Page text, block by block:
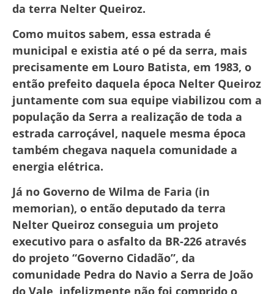
da terra Nelter Queiroz.
Como muitos sabem, essa estrada é
municipal e existia até o pé da serra, mais
precisamente em Louro Batista, em 1983, o
então prefeito daquela época Nelter Queiroz
juntamente com sua equipe viabilizou com a
população da Serra a realização de toda a
estrada carroçável, naquele mesma época
também chegava naquela comunidade a
energia elétrica.
Já no Governo de Wilma de Faria (in
memorian), o então deputado da terra
Nelter Queiroz conseguia um projeto
executivo para o asfalto da BR-226 através
do projeto “Governo Cidadão”, da
comunidade Pedra do Navio a Serra de João